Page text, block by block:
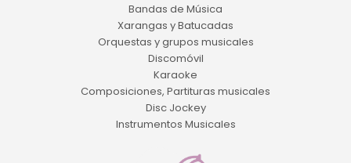
Bandas de Música
Xarangas y Batucadas
Orquestas y grupos musicales
Discomóvil
Karaoke
Composiciones, Partituras musicales
Disc Jockey
Instrumentos Musicales